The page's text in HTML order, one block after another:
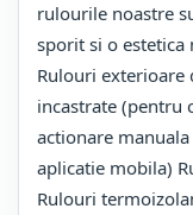
rulourile noastre
sporit si o
Rulouri exterioare
incastrate (pentru
actionare
aplicatie mobila)
Rulouri